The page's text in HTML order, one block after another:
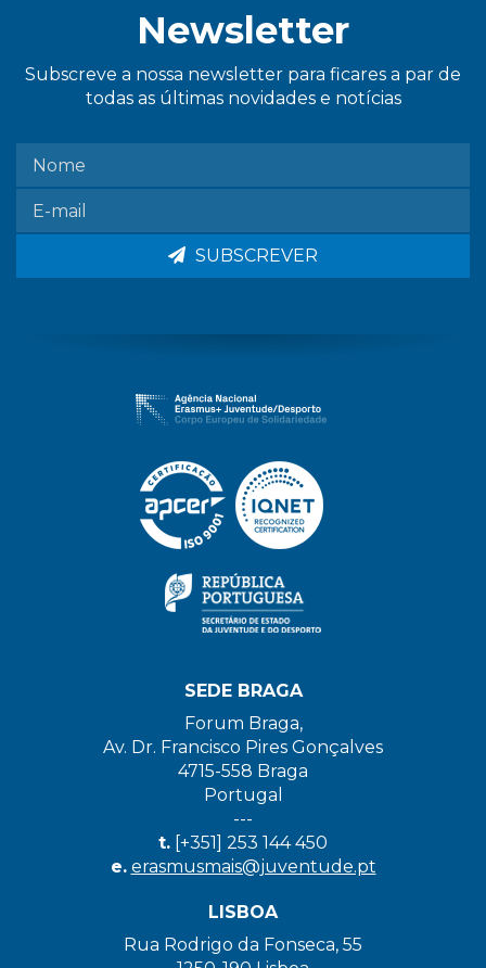
Newsletter
Subscreve a nossa newsletter para ficares a par de
todas as últimas novidades e notícias
SUBSCREVER
SEDE BRAGA
Forum Braga,
Av. Dr. Francisco Pires Gonçalves
4715-558 Braga
Portugal
---
t. [+351] 253 144 450
e. erasmusmais@juventude.pt
LISBOA
Rua Rodrigo da Fonseca, 55